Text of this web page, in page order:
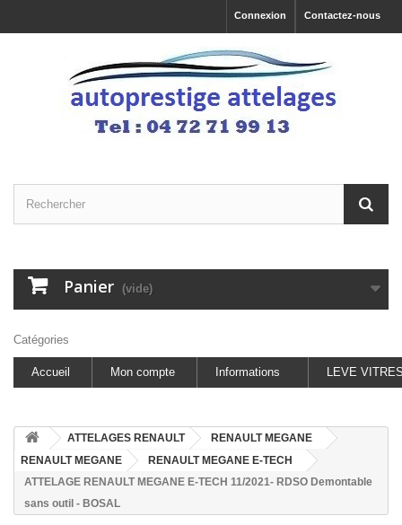
Contactez-nous
Connexion
Panier (vide)
Catégories
Accueil Mon compte Informations LEVE
ATTELAGES RENAULT
RENAULT MEGANE
RENAULT MEGANE
RENAULT MEGANE E-TECH
ATTELAGE RENAULT MEGANE E-TECH 11/2021- RDSO Demontable
sans outil - BOSAL